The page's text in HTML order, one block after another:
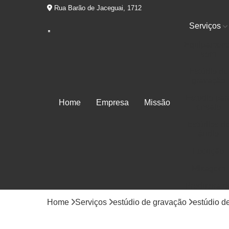
Rua Barão de Jaceguai, 1712
Home Empresa Missão
Serviços
Home Serviços estúdio de gravação estúdio